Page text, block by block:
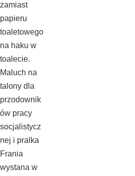
zamiast
papieru
toaletowego
na haku w
toalecie.
Maluch na
talony dla
przodownik
ów pracy
socjalistycz
nej i pralka
Frania
wystana w